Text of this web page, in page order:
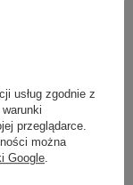
usług zgodnie z
przeglądarce.
można
Google.